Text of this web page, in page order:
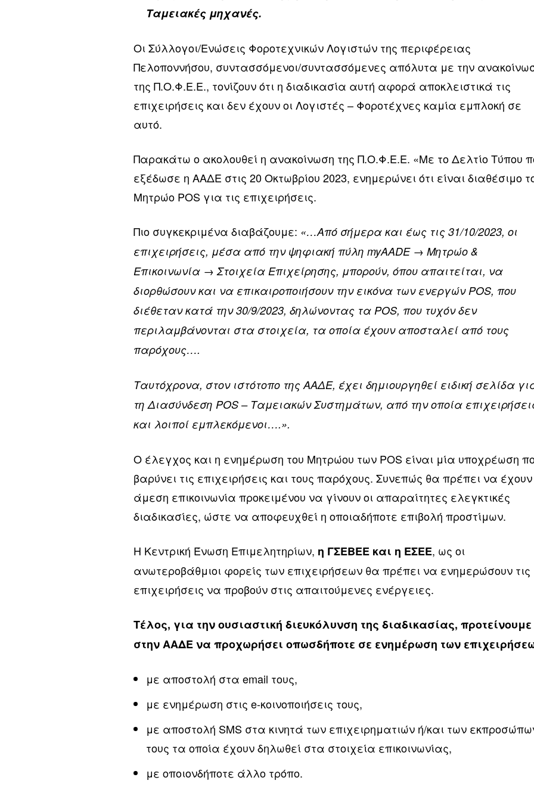
Ταμειακές μηχανές.
Οι Σύλλογοι/Ενώσεις Φοροτεχνικών Λογιστών της περιφέρειας
Πελοποννήσου, συντασσόμενοι/συντασσόμενες απόλυτα με την
της Π.Ο.Φ.Ε.Ε., τονίζουν ότι η διαδικασία αυτή αφορά αποκλειστικά τις
επιχειρήσεις και δεν έχουν οι Λογιστές – Φοροτέχνες καμία εμπλοκή σε
αυτό.
Παρακάτω ο ακολουθεί η ανακοίνωση της Π.Ο.Φ.Ε.Ε. «Με το Δελτίο Τύπου
εξέδωσε η ΑΑΔΕ στις 20 Οκτωβρίου 2023, ενημερώνει ότι είναι διαθέσιμο
Μητρώο POS για τις επιχειρήσεις.
Πιο συγκεκριμένα διαβάζουμε: «…Από σήμερα και έως τις 31/10/2023, οι
επιχειρήσεις, μέσα από την ψηφιακή πύλη myAADE → Μητρώο &
Επικοινωνία → Στοιχεία Επιχείρησης, μπορούν, όπου απαιτείται, να
διορθώσουν και να επικαιροποιήσουν την εικόνα των ενεργών POS, που
διέθεταν κατά την 30/9/2023, δηλώνοντας τα POS, που τυχόν δεν
περιλαμβάνονται στα στοιχεία, τα οποία έχουν αποσταλεί από τους
παρόχους….
Ταυτόχρονα, στον ιστότοπο της ΑΑΔΕ, έχει δημιουργηθεί ειδική σελίδα
τη Διασύνδεση POS – Ταμειακών Συστημάτων, από την οποία
και λοιποί εμπλεκόμενοι….».
Ο έλεγχος και η ενημέρωση του Μητρώου των POS είναι μία υποχρέωση
βαρύνει τις επιχειρήσεις και τους παρόχους. Συνεπώς θα πρέπει να έχουν
άμεση επικοινωνία προκειμένου να γίνουν οι απαραίτητες ελεγκτικές
διαδικασίες, ώστε να αποφευχθεί η οποιαδήποτε επιβολή προστίμων.
Η Κεντρική Ένωση Επιμελητηρίων, η ΓΣΕΒΕΕ και η ΕΣΕΕ, ως οι
ανωτεροβάθμιοι φορείς των επιχειρήσεων θα πρέπει να ενημερώσουν τις
επιχειρήσεις να προβούν στις απαιτούμενες ενέργειες.
Τέλος, για την ουσιαστική διευκόλυνση της διαδικασίας, προτείνουμε
στην ΑΑΔΕ να προχωρήσει οπωσδήποτε σε ενημέρωση των
με αποστολή στα email τους,
με ενημέρωση στις e-κοινοποιήσεις τους,
με αποστολή SMS στα κινητά των επιχειρηματιών ή/και των
τους τα οποία έχουν δηλωθεί στα στοιχεία επικοινωνίας,
με οποιονδήποτε άλλο τρόπο.